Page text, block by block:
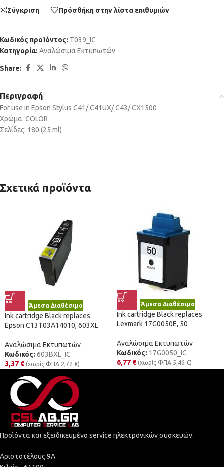
Σύγκριση Πρόσθήκη στην λίστα επιθυμιών
Κωδικός προϊόντος: T039_IC
Κατηγορία: Αναλώσιμα Εκτυπωτών
Share:
Περιγραφή
For use in Epson Stylus C41/ C41UX/ C43/ CX1500
Χρώμα: COLOR
Σελίδες: 180 (25 ml)
Σχετικά προϊόντα
Άμεσα Διαθέσιμο
Ink cartridge Black replaces
Epson C13T03A14010, 603XL
Αναλώσιμα Εκτυπωτών
Κωδικός: 603BXL_IC
3,37 € (χωρίς ΦΠΑ 2,72 €)
Άμεσα Διαθέσιμο
Ink cartridge Black replaces
Lexmark 17G0050E, 50
Αναλώσιμα Εκτυπωτών
Κωδικός: 17G0050_IC
6,77 € (χωρίς ΦΠΑ 5,46 €)
Προϊόντα και εξειδικευμένο service ηλεκτρονικών συσκευών.
Αριστοτέλους 9Α